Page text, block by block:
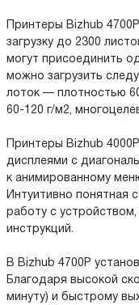
Принтеры Bizhub
загрузку до 2300
могут присоединить
можно загрузить
лоток — плотностью
60-120 г/м2,
Принтеры Bizhub
дисплеями с
к анимированному
Интуитивно понятная
работу с
инструкций.
В Bizhub 4700Р
Благодаря высокой
минуту) и быстрому